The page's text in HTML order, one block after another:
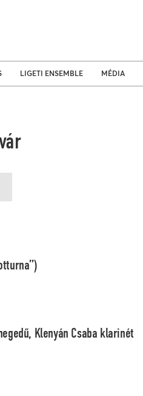
LIGETI ENSEMBLE MÉDIA
hegedű, Klenyán Csaba klarinét